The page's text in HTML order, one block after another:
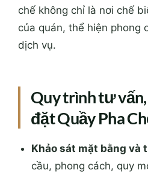
chế không chỉ là nơi chế
của quán, thể hiện phong
dịch vụ.
Quy trình tư
đặt Quầy Pha
Khảo sát mặt bằng và
cầu, phong cách, quy